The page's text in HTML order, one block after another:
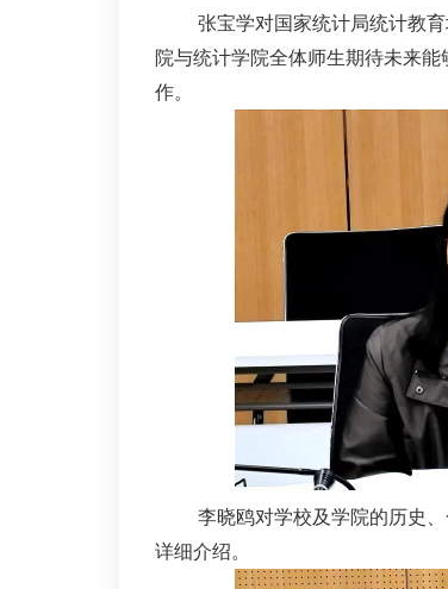
张宝学对国家统计局统计教
院与统计学院全体师生期待未来
作。
李晓鸥对学校及学院的历史
详细介绍。